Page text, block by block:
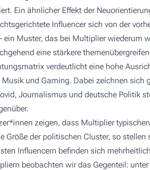
Ein ähnlicher Effekt der
Influencer sich von der
ein Muster, das bei Multiplier wiederum
eine stärkere
verdeutlicht eine hohe
und Gaming. Dabei zeichnen sich
Journalismus und deutsche Politik
zeigen, dass Multiplier
Größe der politischen Cluster, so
Influencern befinden sich
beobachten wir das Gegenteil: